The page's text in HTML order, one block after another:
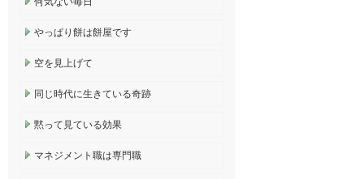
やっぱり餅は餅屋です
空を見上げて
同じ時代に生きている奇跡
黙って見ている効果
マネジメント職は専門職